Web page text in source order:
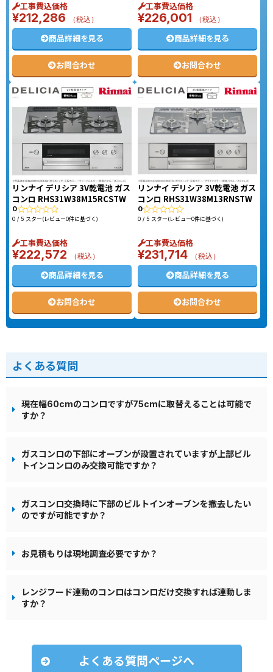
工事費込価格
¥212,286 （税込）
商品詳細を見る
お問合わせ
工事費込価格
¥226,001 （税込）
商品詳細を見る
お問合わせ
リンナイ デリシア 3V乾電池 ガス
コンロ RHS31W38M15RCSTW
0
0 / 5 スター(レビュー0件に基づく)
工事費込価格
¥222,572 （税込）
商品詳細を見る
お問合わせ
リンナイ デリシア 3V乾電池 ガス
コンロ RHS31W38M13RNSTW
0
0 / 5 スター(レビュー0件に基づく)
工事費込価格
¥231,714 （税込）
商品詳細を見る
お問合わせ
よくある質問
現在幅60cmのコンロですが75cmに取替えることは可能で
すか？
ガスコンロの下部にオーブンが設置されていますが上部ビル
トインコンロのみ交換可能ですか？
ガスコンロ交換時に下部のビルトインオーブンを撤去したい
のですが可能ですか？
お見積もりは現地調査必要ですか？
レンジフード連動のコンロはコンロだけ交換すれば連動しま
すか？
よくある質問ページへ